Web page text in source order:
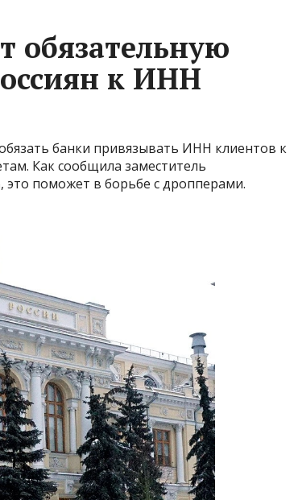
обязательную
к ИНН
банки привязывать ИНН клиентов к
Как сообщила заместитель
это поможет в борьбе с дропперами.